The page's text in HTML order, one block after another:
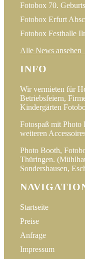
Fotobox 70.
Fotobox Erfurt
Fotobox Festhalle
Alle News
INFO
Wir vermieten für
Betriebsfeiern,
Kindergärten
Fotospaß mit
weiteren
Photo Booth,
Thüringen.
Sondershausen,
Startseite
Preise
Anfrage
Impressum